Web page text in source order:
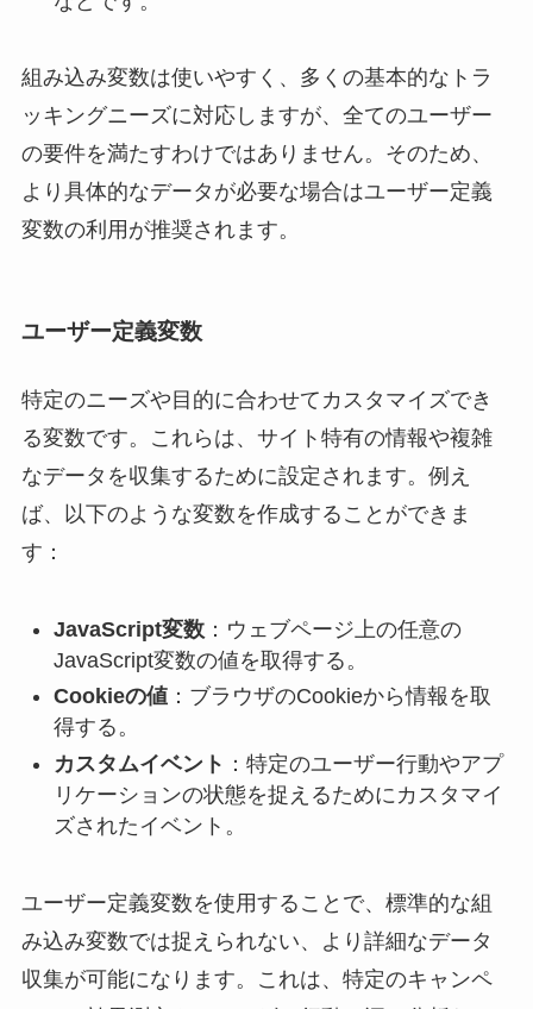
組み込み変数は使いやすく、多くの基本的なトラ
ッキングニーズに対応しますが、全てのユーザー
の要件を満たすわけではありません。そのため、
より具体的なデータが必要な場合はユーザー定義
変数の利用が推奨されます。
ユーザー定義変数
特定のニーズや目的に合わせてカスタマイズでき
る変数です。これらは、サイト特有の情報や複雑
なデータを収集するために設定されます。例え
ば、以下のような変数を作成することができま
す：
JavaScript変数：ウェブページ上の任意の
JavaScript変数の値を取得する。
Cookieの値：ブラウザのCookieから情報を取
得する。
カスタムイベント ：特定のユーザー行動やアプ
リケーションの状態を捉えるためにカスタマイ
ズされたイベント。
ユーザー定義変数を使用することで、標準的な組
み込み変数では捉えられない、より詳細なデータ
収集が可能になります。これは、特定のキャンペ